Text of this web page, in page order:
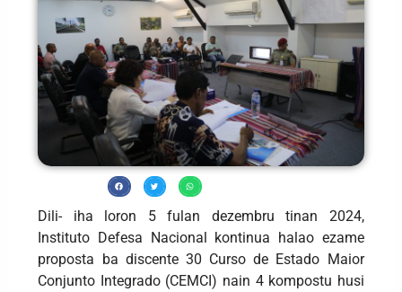
Dili- iha loron 5 fulan dezembru tinan 2024,
Instituto Defesa Nacional kontinua halao ezame
proposta ba discente 30 Curso de Estado Maior
Conjunto Integrado (CEMCI) nain 4 kompostu husi